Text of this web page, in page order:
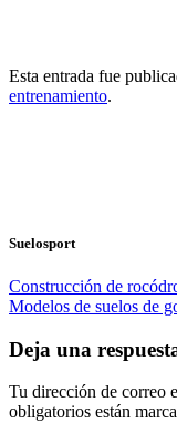
Esta entrada fue
entrenamiento.
Suelosport
Construcción de
Modelos de suelos de
Deja una
Tu dirección de correo
obligatorios están